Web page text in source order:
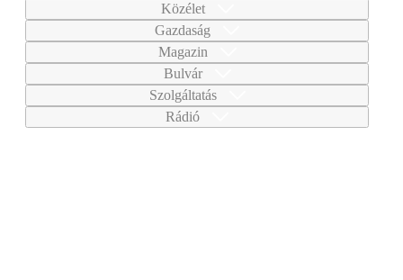
Közélet
Gazdaság
Magazin
Bulvár
Szolgáltatás
Rádió